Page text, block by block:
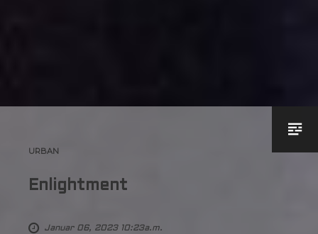
URBAN
Enlightment
Januar 06, 2023 10:23a.m.